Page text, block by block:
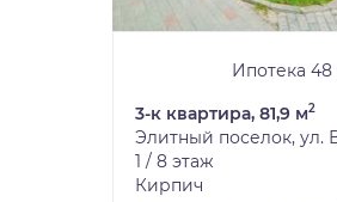
Ипотека 48
3-к квартира, 81,9 м2
Элитный поселок, ул.
1 / 8 этаж
Кирпич